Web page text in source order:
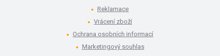
Reklamace
Vrácení zboží
Ochrana osobních informací
Marketingový souhlas